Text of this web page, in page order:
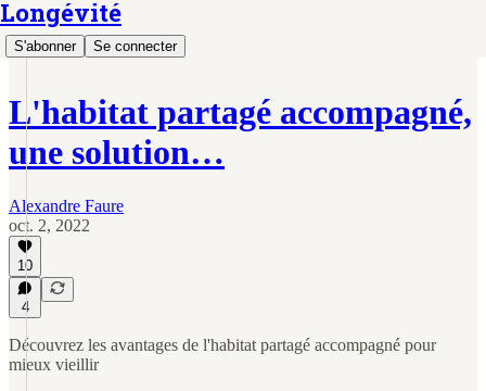
Longévité
S'abonner Se connecter
L'habitat partagé accompagné,
une solution…
Alexandre Faure
oct. 2, 2022
10
4
Découvrez les avantages de l'habitat partagé accompagné pour
mieux vieillir